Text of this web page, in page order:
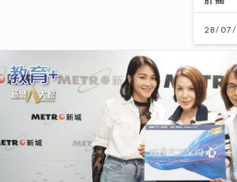
《Ben同Benson『Chur』到行》｜徐榮新劇演
09/07/2026